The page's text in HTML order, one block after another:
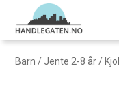
Barn / Jente 2-8 år /